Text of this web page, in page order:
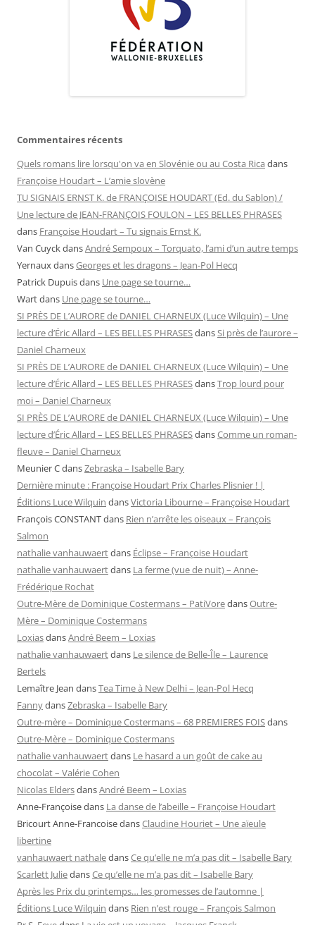
Commentaires récents
Quels romans lire lorsqu'on va en Slovénie ou au Costa Rica dans
Françoise Houdart – L’amie slovène
TU SIGNAIS ERNST K. de FRANÇOISE HOUDART (Ed. du Sablon) /
Une lecture de JEAN-FRANÇOIS FOULON – LES BELLES PHRASES
dans Françoise Houdart – Tu signais Ernst K.
Van CuyckdansAndré Sempoux – Torquato, l’ami d’un autre temps
YernauxdansGeorges et les dragons – Jean-Pol Hecq
Patrick Dupuisdans Une page se tourne…
Wartdans Une page se tourne…
SI PRÈS DE L’AURORE de DANIEL CHARNEUX (Luce Wilquin) – Une
lecture d’Éric Allard – LES BELLES PHRASESdansSi près de l’aurore –
Daniel Charneux
SI PRÈS DE L’AURORE de DANIEL CHARNEUX (Luce Wilquin) – Une
lecture d’Éric Allard – LES BELLES PHRASESdansTrop lourd pour
moi – Daniel Charneux
SI PRÈS DE L’AURORE de DANIEL CHARNEUX (Luce Wilquin) – Une
lecture d’Éric Allard – LES BELLES PHRASESdansComme un roman-
fleuve – Daniel Charneux
Meunier CdansZebraska – Isabelle Bary
Dernière minute : Françoise Houdart Prix Charles Plisnier ! |
Éditions Luce Wilquin dansVictoria Libourne – Françoise Houdart
François CONSTANTdans Rien n’arrête les oiseaux – François
Salmon
nathalie vanhauwaertdans Éclipse – Françoise Houdart
nathalie vanhauwaertdans La ferme (vue de nuit) – Anne-
Frédérique Rochat
Outre-Mère de Dominique Costermans – PatiVoredansOutre-
Mère – Dominique Costermans
LoxiasdansAndré Beem – Loxias
nathalie vanhauwaertdans Le silence de Belle-Île – Laurence
Bertels
Lemaître Jean dansTea Time à New Delhi – Jean-Pol Hecq
FannydansZebraska – Isabelle Bary
Outre-mère – Dominique Costermans – 68 PREMIERES FOISdans
Outre-Mère – Dominique Costermans
nathalie vanhauwaertdans Le hasard a un goût de cake au
chocolat – Valérie Cohen
Nicolas EldersdansAndré Beem – Loxias
Anne-Françoisedans La danse de l’abeille – Françoise Houdart
Bricourt Anne-FrancoisedansClaudine Houriet – Une aïeule
libertine
vanhauwaert nathaledansCe qu’elle ne m’a pas dit – Isabelle Bary
Scarlett JuliedansCe qu’elle ne m’a pas dit – Isabelle Bary
Après les Prix du printemps… les promesses de l’automne |
Éditions Luce Wilquin dans Rien n’est rouge – François Salmon